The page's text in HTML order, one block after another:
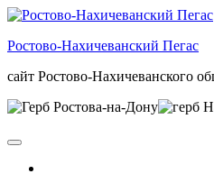
Skip
the
Ростово-Нахичеванский Пегас
сайт Ростово-Нахичеванского